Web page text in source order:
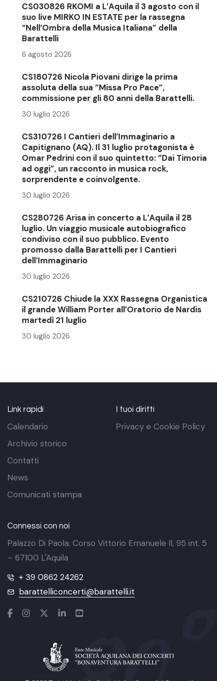
CS030826 RKOMI a L’Aquila il 3 agosto con il
suo live MIRKO IN ESTATE per la rassegna
“Nell’Ombra della Musica Italiana” della
Barattelli
6 agosto 2026
CS180726 Nicola Piovani dirige la prima
assoluta della sua “Missa Pro Pace”,
commissione per gli 80 anni della Barattelli.
30 luglio 2026
CS310726 I Cantieri dell’Immaginario a
Capitignano (AQ). Il 31 luglio protagonista è
Omar Pedrini con il suo quintetto: “Dai Timoria
ad oggi”, un racconto in musica rock,
sorprendente e coinvolgente.
30 luglio 2026
CS280726 Arisa in concerto a L’Aquila il 28
luglio. Un viaggio musicale autobiografico
condiviso con il suo pubblico. Evento
promosso dalla Barattelli per I Cantieri
dell’Immaginario
30 luglio 2026
CS210726 Chiude la XXX Rassegna Organistica
il grande William Porter all’Oratorio de Nardis
martedì 21 luglio
30 luglio 2026
Link rapidi
Calendario
Archivio storico
Contatti
News
Comunicati stampa
I tuoi diritti
Privacy e Cookie Policy
Connessi con noi
Palazzo Di Paola. Corso Vittorio Emanuele II, 95 int. 5
– 67100 L'Aquila
+ 39 0862 24262
barattelliconcerti@barattelli.it